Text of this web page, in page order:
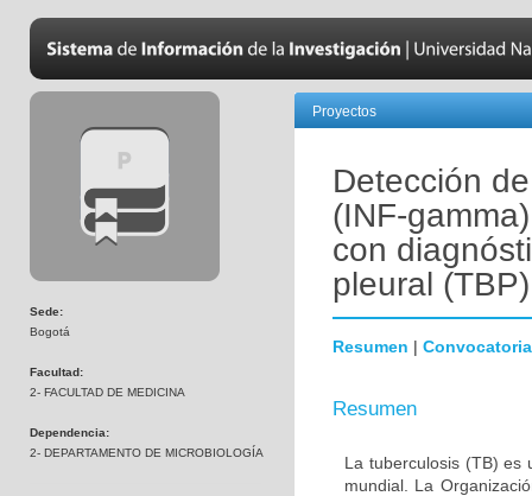
Sede:
Bogotá
Facultad:
2- FACULTAD DE MEDICINA
Dependencia:
2- DEPARTAMENTO DE MICROBIOLOGÍA
Proyectos
Detección
(INF-
con
pleural (TBP)
Resumen | Convocatoria
Resumen
La tuberculosis (TB) es
mundial. La